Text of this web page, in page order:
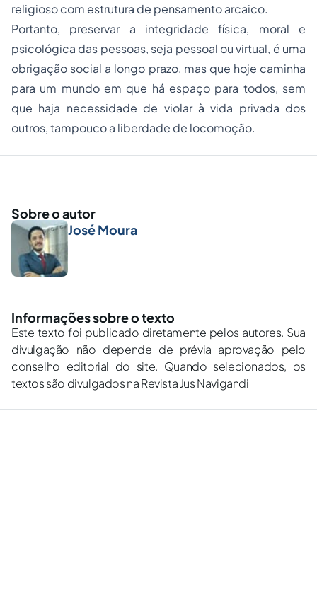
religioso com estrutura de pensamento arcaico.
Portanto, preservar a integridade física, moral e
psicológica das pessoas, seja pessoal ou virtual, é uma
obrigação social a longo prazo, mas que hoje caminha
para um mundo em que há espaço para todos, sem
que haja necessidade de violar à vida privada dos
outros, tampouco a liberdade de locomoção.
Sobre o autor
José Moura
Informações sobre o texto
Este texto foi publicado diretamente pelos autores. Sua
divulgação não depende de prévia aprovação pelo
conselho editorial do site. Quando selecionados, os
textos são divulgados na Revista Jus Navigandi